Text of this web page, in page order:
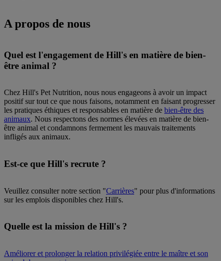
A propos de nous
Quel est l'engagement de Hill's en matière de bien-
être animal ?
Chez Hill's Pet Nutrition, nous nous engageons à avoir un impact
positif sur tout ce que nous faisons, notamment en faisant progresser
les pratiques éthiques et responsables en matière de bien-être des
animaux. Nous respectons des normes élevées en matière de bien-
être animal et condamnons fermement les mauvais traitements
infligés aux animaux.
Est-ce que Hill's recrute ?
Veuillez consulter notre section "Carrières" pour plus d'informations
sur les emplois disponibles chez Hill's.
Quelle est la mission de Hill's ?
Améliorer et prolonger la relation privilégiée entre le maître et son